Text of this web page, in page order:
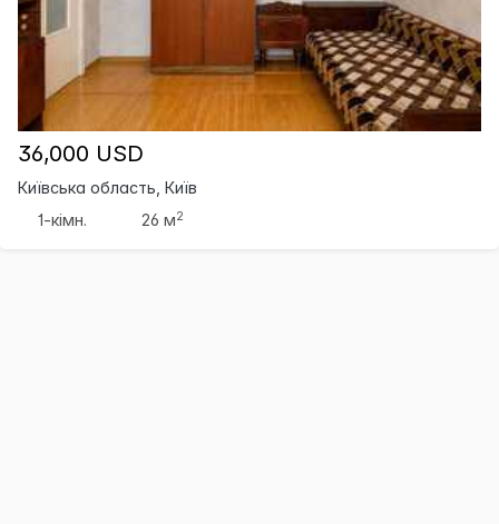
36,000 USD
Київська область, Київ
1-кімн.
26 м2